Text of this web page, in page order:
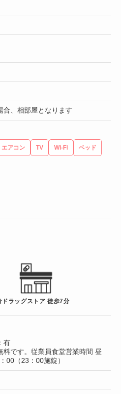
合、相部屋となります
エアコン TV Wi-Fi ベッド
ドラッグストア 徒歩7分
有
料です。従業員食堂営業時間 昼
00（23：00施錠）